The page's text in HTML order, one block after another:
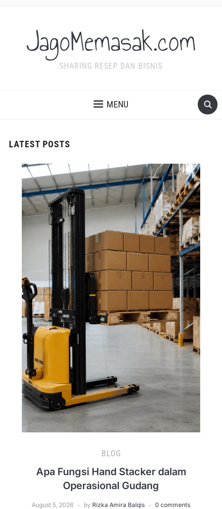
JagoMemasak.com
SHARING RESEP DAN BISNIS
MENU
LATEST POSTS
BLOG
Apa Fungsi Hand Stacker dalam
Operasional Gudang
August 5, 2026 by Rizka Amira Balqis 0 comments